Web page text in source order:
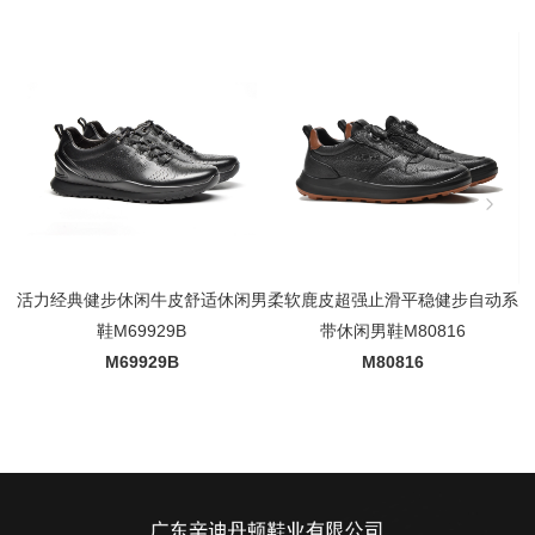
活力经典健步休闲牛皮舒适休闲男
鞋M69929B
M69929B
柔软鹿皮超强止滑平稳健步自动系
带休闲男鞋M80816
M80816